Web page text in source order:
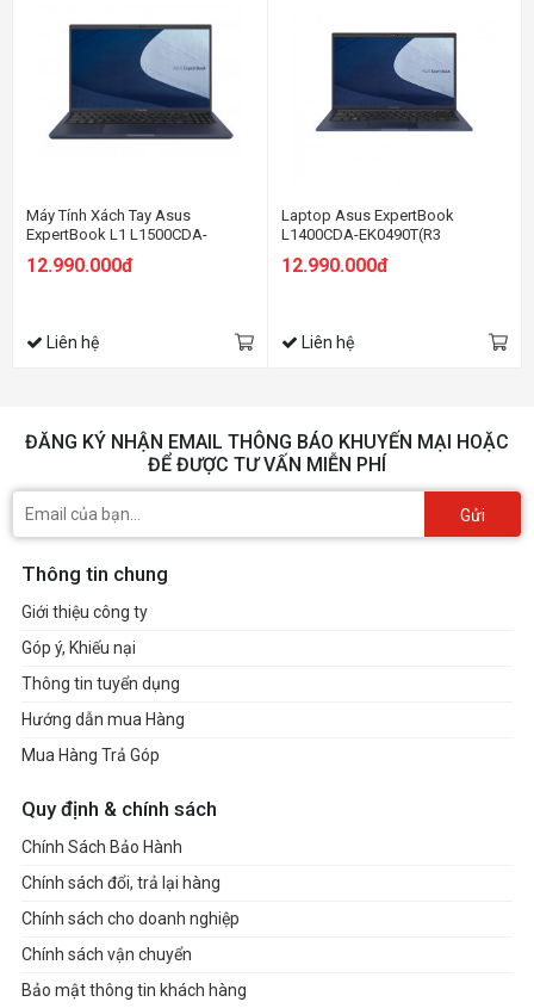
Máy Tính Xách Tay Asus
ExpertBook L1 L1500CDA-
3250U/4GB DDR4/256GB SSD
12.990.000đ
Liên hệ
Laptop Asus ExpertBook
L1400CDA-EK0490T(R3
FHD/Win10/Đen)
12.990.000đ
Liên hệ
ĐĂNG KÝ NHẬN EMAIL THÔNG BÁO KHUYẾN MẠI HOẶC
ĐỂ ĐƯỢC TƯ VẤN MIỄN PHÍ
Gửi
Thông tin chung
Giới thiệu công ty
Góp ý, Khiếu nại
Thông tin tuyển dụng
Hướng dẫn mua Hàng
Mua Hàng Trả Góp
Quy định & chính sách
Chính Sách Bảo Hành
Chính sách đổi, trả lại hàng
Chính sách cho doanh nghiệp
Chính sách vận chuyển
Bảo mật thông tin khách hàng